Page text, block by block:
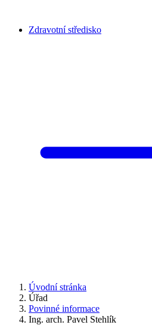
Zdravotní středisko
Úvodní stránka
Úřad
Povinné informace
Ing. arch. Pavel Stehlík